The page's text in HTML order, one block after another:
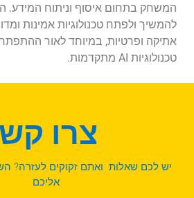
המשחק בתחום איסוף וניתוח המידע.
להמשיך ולפתח טכנולוגיות אמינות
אתיקה ופרטיות, במיוחד לאור
טכנולוגיות AI מתקדמות.
צרו
יש לכם שאלות ואתם זקוקים לעזרה?
אליכם